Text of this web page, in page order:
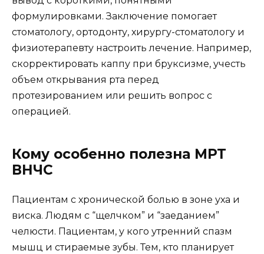
формулировками. Заключение помогает
стоматологу, ортодонту, хирургу-стоматологу и
физиотерапевту настроить лечение. Например,
скорректировать каппу при бруксизме, учесть
объем открывания рта перед
протезированием или решить вопрос с
операцией.
Кому особенно полезна МРТ
ВНЧС
Пациентам с хронической болью в зоне уха и
виска. Людям с “щелчком” и “заеданием”
челюсти. Пациентам, у кого утренний спазм
мышц и стираемые зубы. Тем, кто планирует